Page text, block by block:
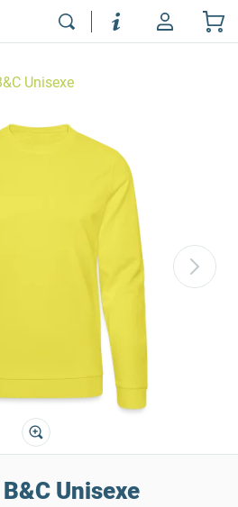
Unisexe
Unisexe